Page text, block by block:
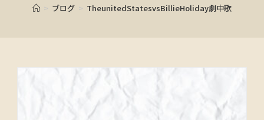
> ブログ > TheunitedStatesvsBillieHoliday劇中歌